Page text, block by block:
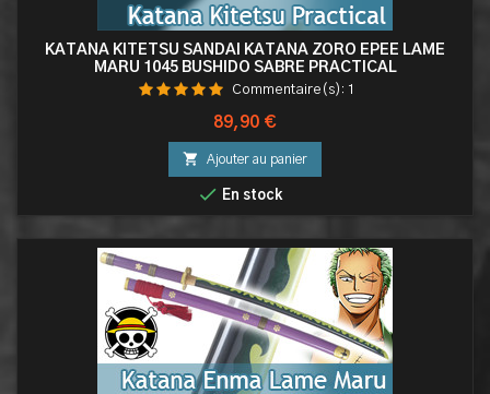
KATANA KITETSU SANDAI KATANA ZORO EPEE LAME
MARU 1045 BUSHIDO SABRE PRACTICAL
Commentaire(s): 1
Prix
89,90 €
 Ajouter au panier
 En stock